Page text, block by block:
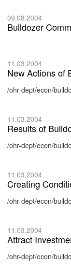
09.08.2004
Bulldozer
11.03.2004
New Actions of
/ohr-dept/econ/
11.03.2004
Results of
/ohr-dept/econ/
11.03.2004
Creating
/ohr-dept/econ/
11.03.2004
Attract
/ohr-dept/econ/